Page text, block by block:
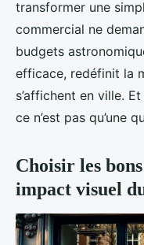
transformer une
commercial ne
budgets
efficace, redéfinit la
s’affichent en ville.
ce n’est pas qu’une
Choisir les
impact visuel